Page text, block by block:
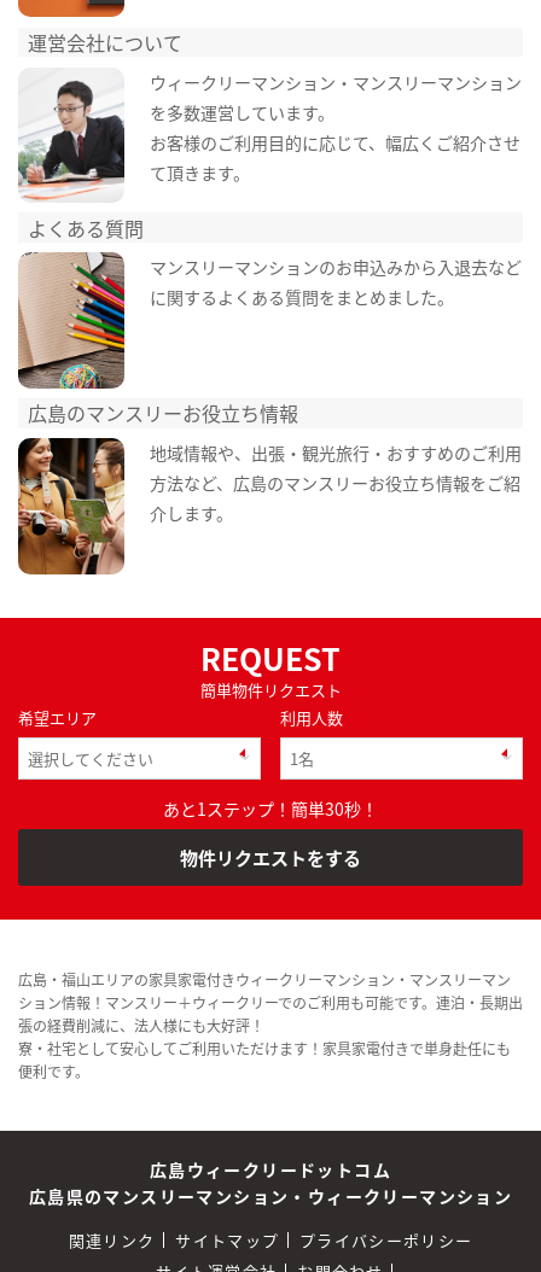
運営会社について
ウィークリーマンション・マンスリーマンション
を多数運営しています。
お客様のご利用目的に応じて、幅広くご紹介させ
て頂きます。
よくある質問
マンスリーマンションのお申込みから入退去など
に関するよくある質問をまとめました。
広島のマンスリーお役立ち情報
地域情報や、出張・観光旅行・おすすめのご利用
方法など、広島のマンスリーお役立ち情報をご紹
介します。
REQUEST
簡単物件リクエスト
希望エリア
利用人数
あと1ステップ！簡単30秒！
物件リクエストをする
広島・福山エリアの家具家電付きウィークリーマンション・マンスリーマン
ション情報！マンスリー＋ウィークリーでのご利用も可能です。連泊・長期出
張の経費削減に、法人様にも大好評！
寮・社宅として安心してご利用いただけます！家具家電付きで単身赴任にも
便利です。
広島ウィークリードットコム
広島県のマンスリーマンション・ウィークリーマンション
関連リンク サイトマップ
プライバシーポリシー